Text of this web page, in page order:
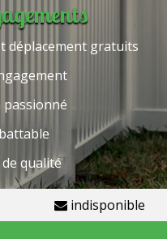
déplacement gratuits
qualité
indisponible